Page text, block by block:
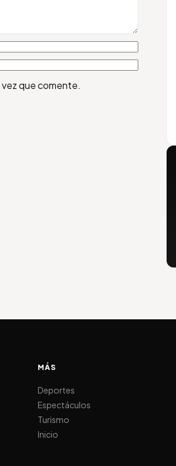
que comente.
MÁS
Deportes
Espectáculos
Turismo
Inicio